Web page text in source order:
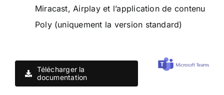
Miracast, Airplay et l’application de contenu
Poly (uniquement la version standard)
Télécharger la
documentation